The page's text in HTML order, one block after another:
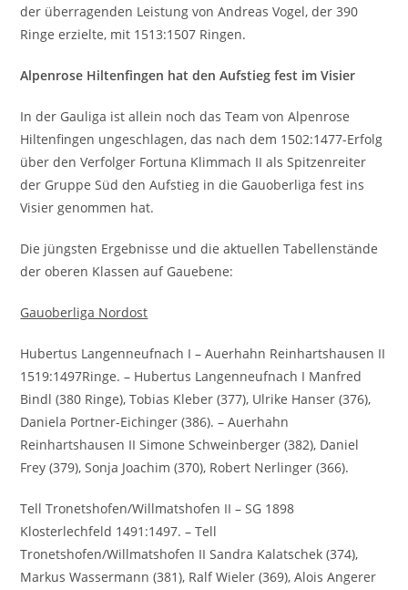
der überragenden Leistung von Andreas Vogel, der 390
Ringe erzielte, mit 1513:1507 Ringen.
Alpenrose Hiltenfingen hat den Aufstieg fest im Visier
In der Gauliga ist allein noch das Team von Alpenrose
Hiltenfingen ungeschlagen, das nach dem 1502:1477-Erfolg
über den Verfolger Fortuna Klimmach II als Spitzenreiter
der Gruppe Süd den Aufstieg in die Gauoberliga fest ins
Visier genommen hat.
Die jüngsten Ergebnisse und die aktuellen Tabellenstände
der oberen Klassen auf Gauebene:
Gauoberliga Nordost
Hubertus Langenneufnach I – Auerhahn Reinhartshausen II
1519:1497Ringe. – Hubertus Langenneufnach I Manfred
Bindl (380 Ringe), Tobias Kleber (377), Ulrike Hanser (376),
Daniela Portner-Eichinger (386). – Auerhahn
Reinhartshausen II Simone Schweinberger (382), Daniel
Frey (379), Sonja Joachim (370), Robert Nerlinger (366).
Tell Tronetshofen/Willmatshofen II – SG 1898
Klosterlechfeld 1491:1497. – Tell
Tronetshofen/Willmatshofen II Sandra Kalatschek (374),
Markus Wassermann (381), Ralf Wieler (369), Alois Angerer